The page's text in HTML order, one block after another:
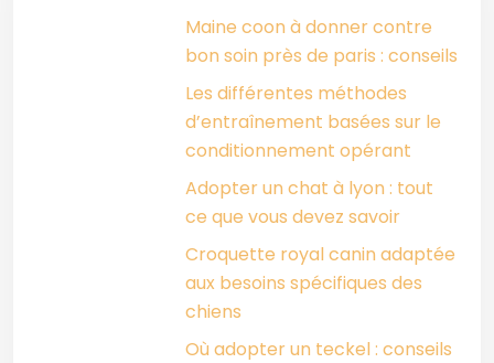
Maine coon à donner contre
bon soin près de paris : conseils
Les différentes méthodes
d’entraînement basées sur le
conditionnement opérant
Adopter un chat à lyon : tout
ce que vous devez savoir
Croquette royal canin adaptée
aux besoins spécifiques des
chiens
Où adopter un teckel : conseils